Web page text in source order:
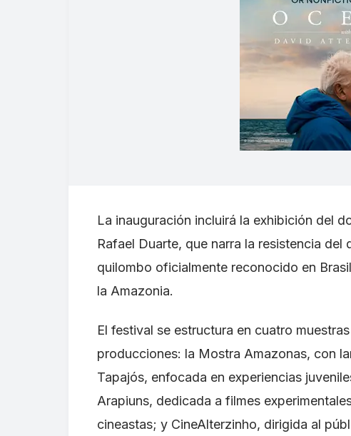
La inauguración incluirá la exhibición del
Rafael Duarte, que narra la resistencia
quilombo oficialmente reconocido en
la Amazonia.
El festival se estructura en cuatro
producciones: la Mostra Amazonas, con
Tapajós, enfocada en experiencias
Arapiuns, dedicada a filmes
cineastas; y CineAlterzinho, dirigida al